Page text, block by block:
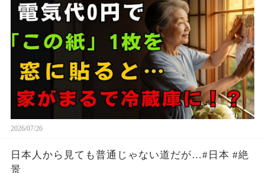
2026/07/26
日本人から見ても普通じゃない道だが…#日本 #絶
景